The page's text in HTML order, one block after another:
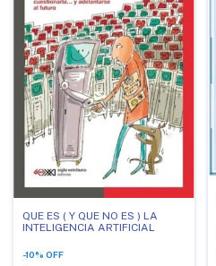
QUE ES ( Y QUE NO ES ) LA
INTELIGENCIA ARTIFICIAL
-10% OFF